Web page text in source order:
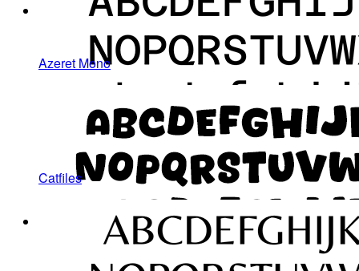
Azeret Mono
Catfiles